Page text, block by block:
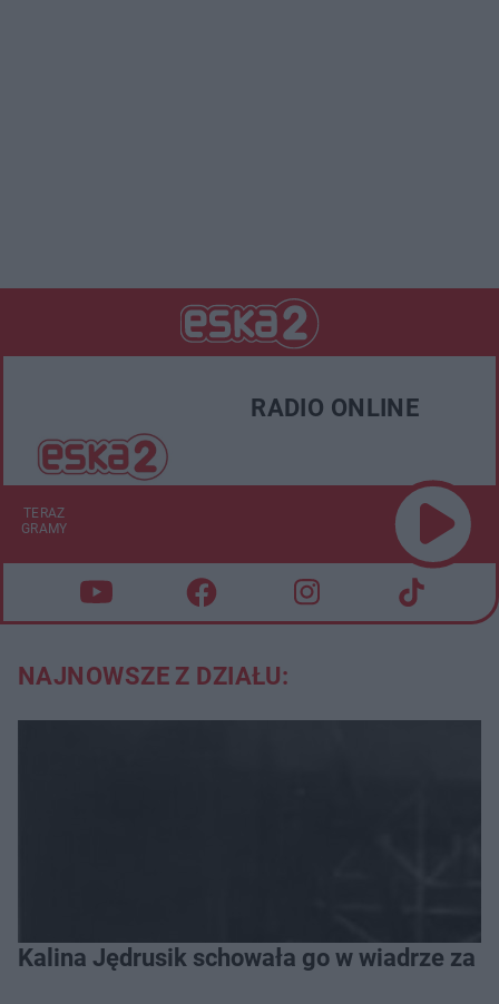
RADIO ONLINE
TERAZ
GRAMY
NAJNOWSZE Z DZIAŁU:
Kalina Jędrusik schowała go w wiadrze za